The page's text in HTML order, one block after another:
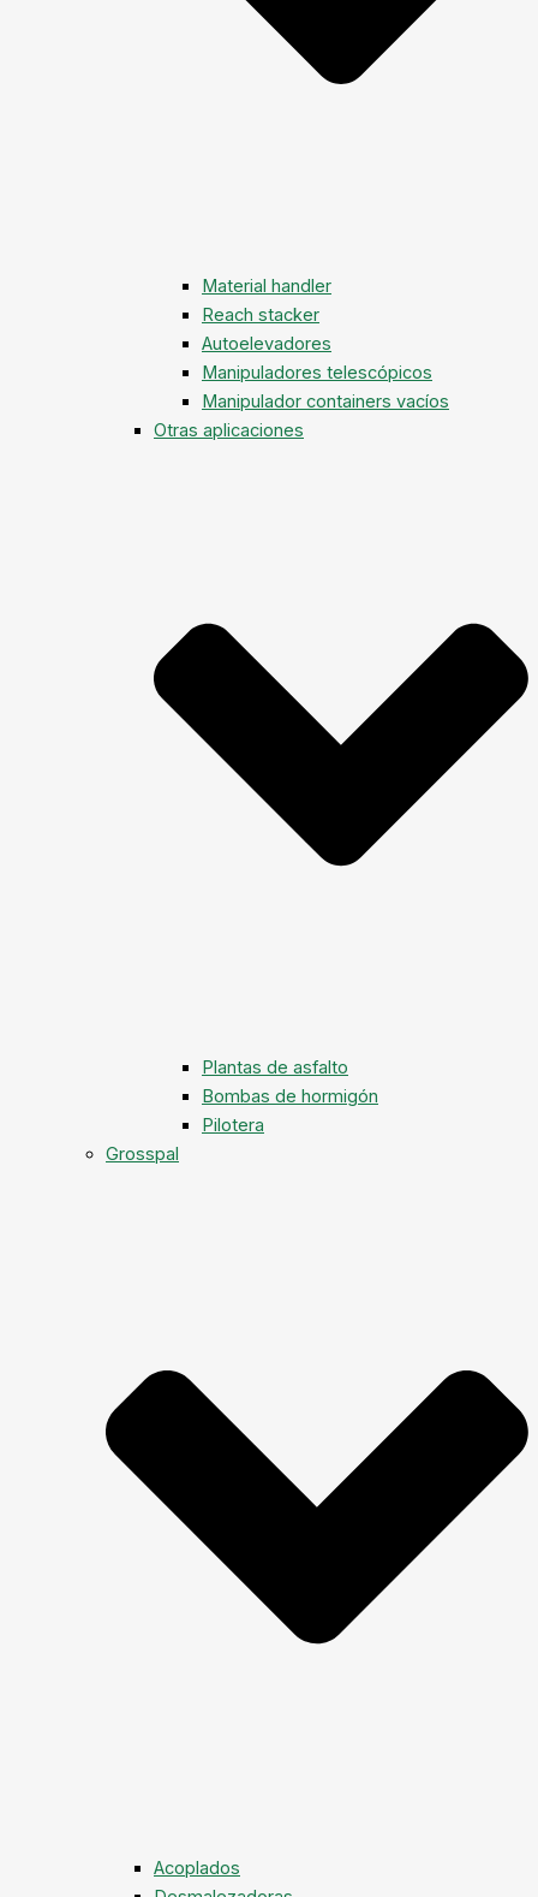
Material handler
Reach stacker
Autoelevadores
Manipuladores telescópicos
Manipulador containers vacíos
Otras aplicaciones
Plantas de asfalto
Bombas de hormigón
Pilotera
Grosspal
Acoplados